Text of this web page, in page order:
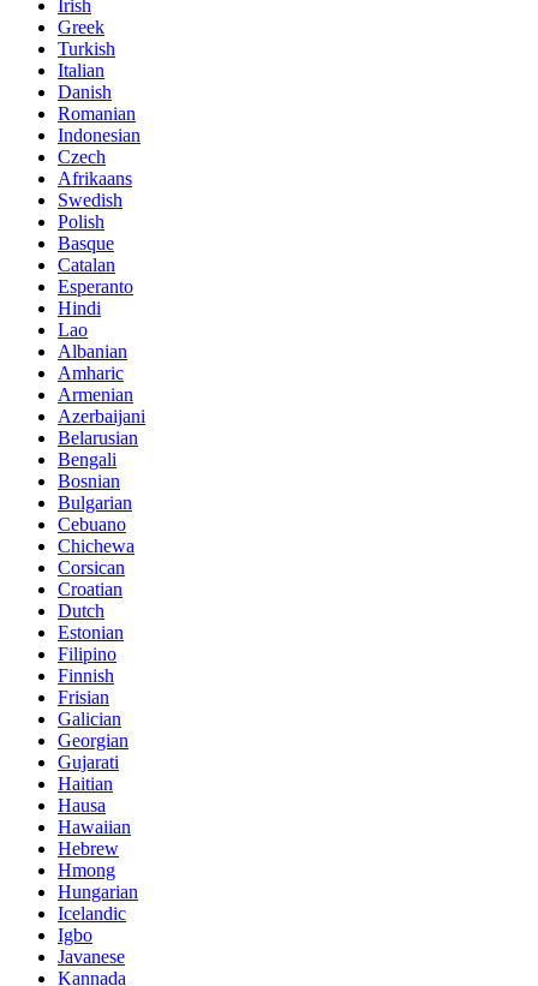
Irish
Greek
Turkish
Italian
Danish
Romanian
Indonesian
Czech
Afrikaans
Swedish
Polish
Basque
Catalan
Esperanto
Hindi
Lao
Albanian
Amharic
Armenian
Azerbaijani
Belarusian
Bengali
Bosnian
Bulgarian
Cebuano
Chichewa
Corsican
Croatian
Dutch
Estonian
Filipino
Finnish
Frisian
Galician
Georgian
Gujarati
Haitian
Hausa
Hawaiian
Hebrew
Hmong
Hungarian
Icelandic
Igbo
Javanese
Kannada